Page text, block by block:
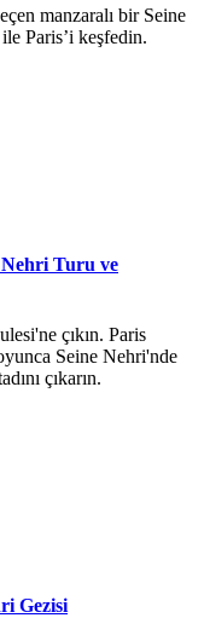
manzaralı bir Seine
Paris’i keşfedin.
Turu ve
çıkın. Paris
Seine Nehri'nde
çıkarın.
Gezisi